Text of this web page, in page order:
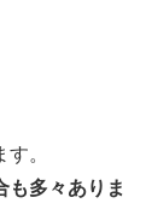
。
も多々ありま